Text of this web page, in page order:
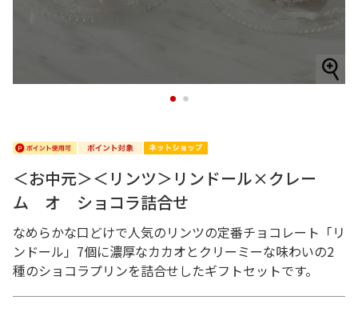
1 2
＜お中元＞＜リンツ＞リンドール×クレー
ム オ ショコラ詰合せ
なめらかな口どけで人気のリンツの定番チョコレート「リ
ンドール」7個に濃厚なカカオとクリーミーな味わいの2
種のショコラプリンを詰合せしたギフトセットです。